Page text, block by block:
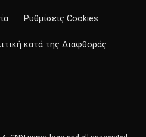
Ρυθμίσεις Cookies
κατά της Διαφθοράς